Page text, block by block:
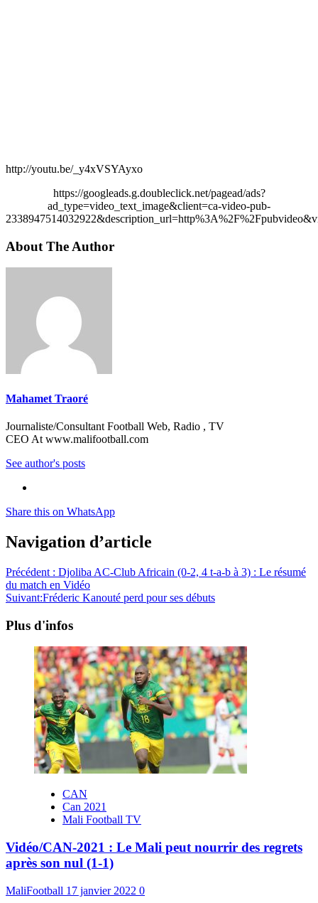
http://youtu.be/_y4xVSYAyxo
https://googleads.g.doubleclick.net/pagead/ads?
ad_type=video_text_image&client=ca-video-pub-
About The Author
Mahamet Traoré
Journaliste/Consultant Football Web, Radio , TV
CEO At www.malifootball.com
See author's posts
Share this on WhatsApp
Navigation d’article
Précédent : Djoliba AC-Club Africain (0-2, 4 t-a-b à 3) : Le résumé
du match en Vidéo
Suivant:Fréderic Kanouté perd pour ses débuts
Plus d'infos
CAN
Can 2021
Mali Football TV
Vidéo/CAN-2021 : Le Mali peut nourrir des regrets
après son nul (1-1)
MaliFootball 17 janvier 2022 0